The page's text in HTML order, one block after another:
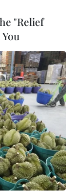
Mỹ rút
Tribune
biết nếu Mỹ
đó là một quyết
"Relief